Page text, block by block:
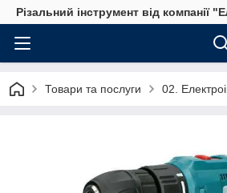
Різальний інструмент від компанії
Товари та послуги 02.